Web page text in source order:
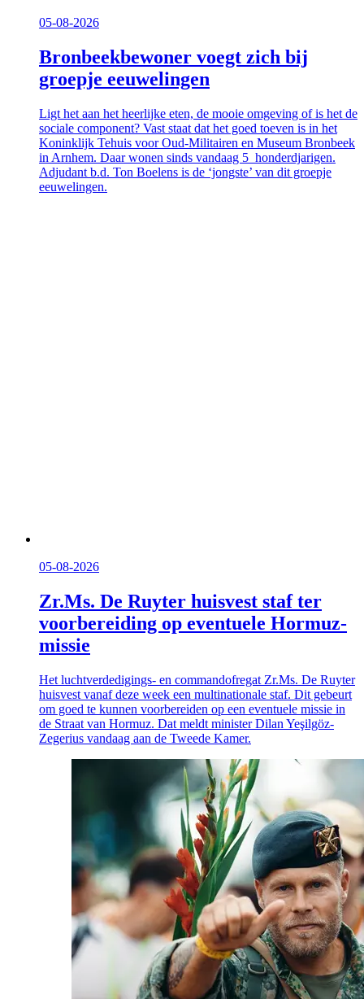
05-08-2026
Bronbeekbewoner voegt zich bij
groepje eeuwelingen
Ligt het aan het heerlijke eten, de mooie omgeving of is het de
sociale component? Vast staat dat het goed toeven is in het
Koninklijk Tehuis voor Oud-Militairen en Museum Bronbeek
in Arnhem. Daar wonen sinds vandaag 5 honderdjarigen.
Adjudant b.d. Ton Boelens is de ‘jongste’ van dit groepje
eeuwelingen.
05-08-2026
Zr.Ms. De Ruyter huisvest staf ter
voorbereiding op eventuele Hormuz-
missie
Het luchtverdedigings- en commandofregat Zr.Ms. De Ruyter
huisvest vanaf deze week een multinationale staf. Dit gebeurt
om goed te kunnen voorbereiden op een eventuele missie in
de Straat van Hormuz. Dat meldt minister Dilan Yeşilgöz-
Zegerius vandaag aan de Tweede Kamer.